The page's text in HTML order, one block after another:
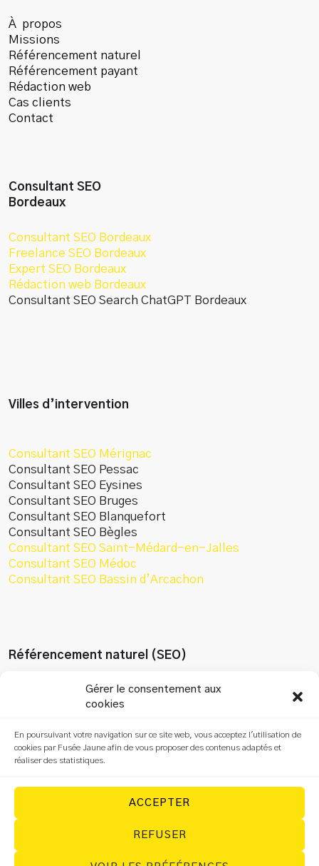
Gérer le consentement aux
cookies
En poursuivant votre navigation sur ce site web, vous acceptez l'utilisation de
cookies par Fusée Jaune afin de vous proposer des contenus adaptés et
réaliser des statistiques.
ACCEPTER
REFUSER
À propos
Missions
Référencement naturel
Référencement payant
Rédaction web
Cas clients
Contact
Consultant SEO
Bordeaux
Consultant SEO Bordeaux
Freelance SEO Bordeaux
Expert SEO Bordeaux
Rédaction web Bordeaux
Consultant SEO Search ChatGPT Bordeaux
Villes d’intervention
Consultant SEO Mérignac
Consultant SEO Pessac
Consultant SEO Eysines
Consultant SEO Bruges
Consultant SEO Blanquefort
Consultant SEO Bègles
Consultant SEO Saint-Médard-en-Jalles
Consultant SEO Médoc
Consultant SEO Bassin d’Arcachon
Référencement naturel (SEO)
Optimisation SEO
SEO local
Rédaction SEO